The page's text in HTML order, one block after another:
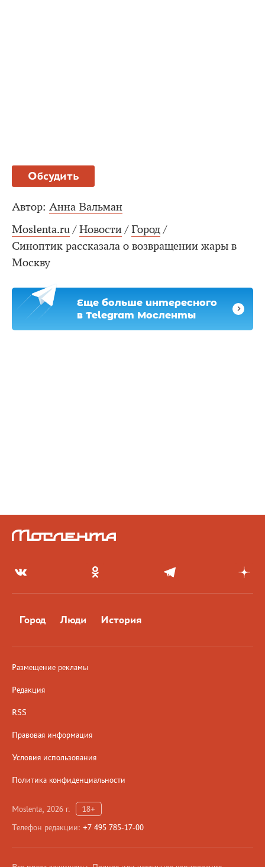
Обсудить
Автор: Анна Вальман
Moslenta.ru / Новости / Город /
Синоптик рассказала о возвращении жары в
Москву
Еще больше интересного
в Telegram Мосленты
Город Люди История
Размещение рекламы
Редакция
RSS
Правовая информация
Условия использования
Политика конфиденциальности
Moslenta, 2026 г.
18+
Телефон редакции: +7 495 785-17-00